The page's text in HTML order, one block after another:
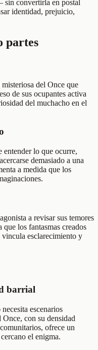
convertirla en postal
identidad, prejuicio,
partes
del Once que
de sus ocupantes activa
del muchacho en el
entender lo que ocurre,
demasiado a una
a medida que los
a revisar sus temores
los fantasmas creados
esclarecimiento y
barrial
escenarios
con su densidad
ofrece un
el enigma.